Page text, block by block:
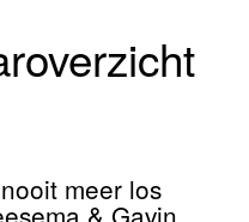
meer los